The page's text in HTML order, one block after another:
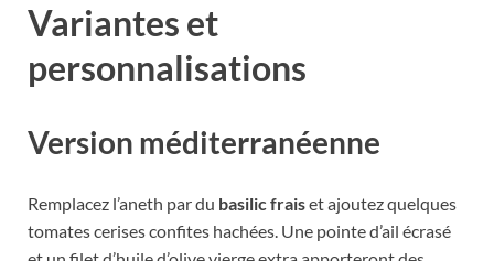
Variantes et
personnalisations
Version méditerranéenne
Remplacez l’aneth par du basilic fraiset ajoutez quelques
tomates cerises confites hachées. Une pointe d’ail écrasé